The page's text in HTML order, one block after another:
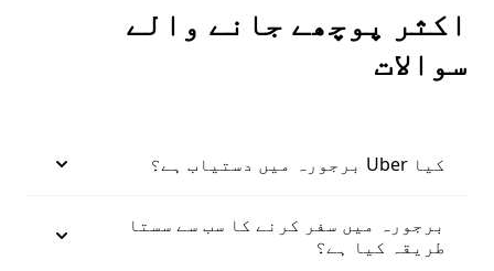
اکثر پوچھے جانے والے
سوالات
کیا Uber برجورہ میں دستیاب ہے؟
برجورہ میں سفر کرنے کا سب سے سستا
طریقہ کیا ہے؟